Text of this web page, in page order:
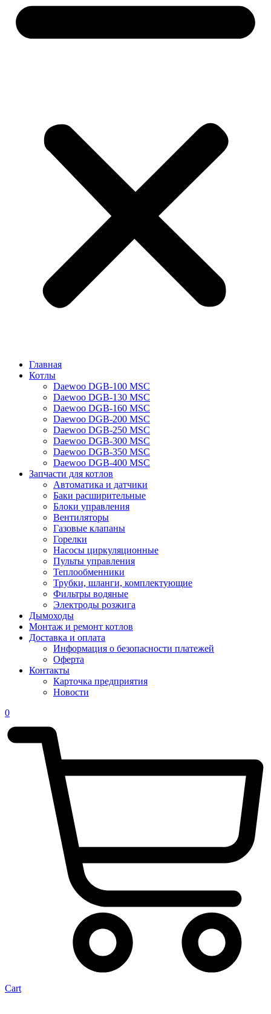
Главная
Котлы
Daewoo DGB-100 MSC
Daewoo DGB-130 MSC
Daewoo DGB-160 MSC
Daewoo DGB-200 MSC
Daewoo DGB-250 MSC
Daewoo DGB-300 MSC
Daewoo DGB-350 MSC
Daewoo DGB-400 MSC
Запчасти для котлов
Автоматика и датчики
Баки расширительные
Блоки управления
Вентиляторы
Газовые клапаны
Горелки
Насосы циркуляционные
Пульты управления
Теплообменники
Трубки, шланги, комплектующие
Фильтры водяные
Электроды розжига
Дымоходы
Монтаж и ремонт котлов
Доставка и оплата
Информация о безопасности платежей
Оферта
Контакты
Карточка предприятия
Новости
0
Cart